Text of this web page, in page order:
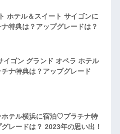
ホテル＆スイート サイゴンに
特典は？アップグレードは？
イゴン グランド オペラ ホテル
ナ特典は？アップグレード
ホテル横浜に宿泊♡プラチナ特
レードは？ 2023年の思い出！